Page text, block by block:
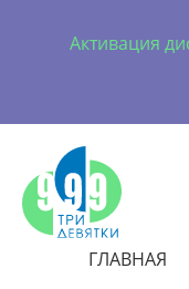
Активация
ГЛАВНАЯ